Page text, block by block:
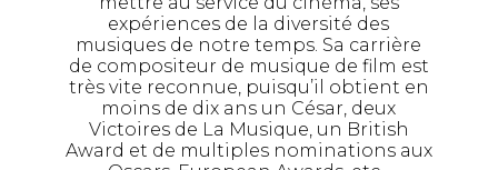
expériences de la diversité des
musiques de notre temps. Sa carrière
de compositeur de musique de film est
très vite reconnue, puisqu’il obtient en
moins de dix ans un César, deux
Victoires de La Musique, un British
Award et de multiples nominations aux